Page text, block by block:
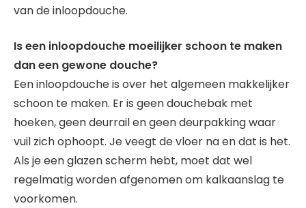
van de inloopdouche.
Is een inloopdouche moeilijker schoon te maken
dan een gewone douche?
Een inloopdouche is over het algemeen makkelijker
schoon te maken. Er is geen douchebak met
hoeken, geen deurrail en geen deurpakking waar
vuil zich ophoopt. Je veegt de vloer na en dat is het.
Als je een glazen scherm hebt, moet dat wel
regelmatig worden afgenomen om kalkaanslag te
voorkomen.